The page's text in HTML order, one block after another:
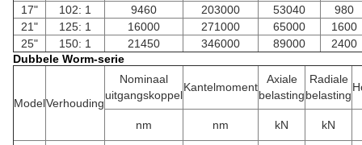
17"
102: 1 9460 203000 53040
980
21"
125: 1 16000 271000 65000
1600
25"
150: 1 21450 346000 89000
2400
Dubbele Worm-serie
ModelVerhouding
Nominaal
uitgangskoppel
Kantelmoment
Axiale
belasting
Radiale
belasting
nm nm kN kN